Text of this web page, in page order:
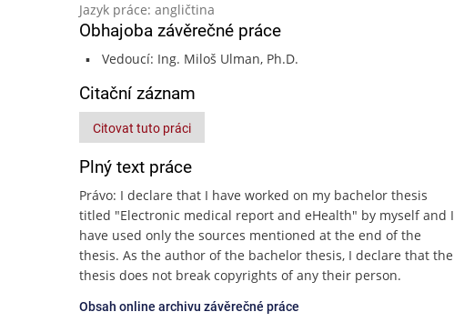
Jazyk práce: angličtina
Obhajoba závěrečné práce
Vedoucí: Ing. Miloš Ulman, Ph.D.
Citační záznam
Citovat tuto práci
Plný text práce
Právo: I declare that I have worked on my bachelor thesis
titled "Electronic medical report and eHealth" by myself and I
have used only the sources mentioned at the end of the
thesis. As the author of the bachelor thesis, I declare that the
thesis does not break copyrights of any their person.
Obsah online archivu závěrečné práce